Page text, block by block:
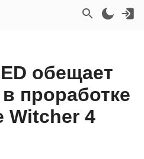
обещает
проработке
Witcher 4